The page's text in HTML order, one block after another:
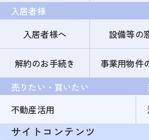
入居者様
入居者様へ
設備等の
解約のお手続き
事業用物件
売りたい・買いたい
不動産活用
サイトコンテンツ